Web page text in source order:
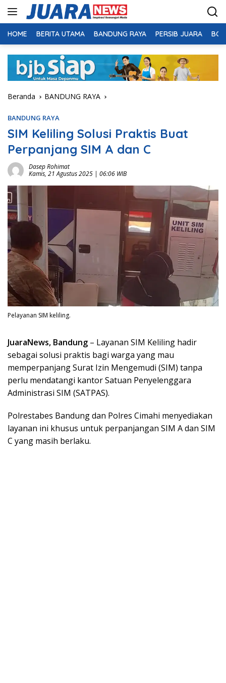
HOME BERITA UTAMA BANDUNG RAYA PERSIB JUARA
Beranda BANDUNG RAYA
BANDUNG RAYA
SIM Keliling Solusi Praktis Buat
Perpanjang SIM A dan C
Dasep Rohimat
Kamis, 21 Agustus 2025 | 06:06 WIB
Pelayanan SIM keliling.
JuaraNews, Bandung – Layanan SIM Keliling hadir
sebagai solusi praktis bagi warga yang mau
memperpanjang Surat Izin Mengemudi (SIM) tanpa
perlu mendatangi kantor Satuan Penyelenggara
Administrasi SIM (SATPAS).
Polrestabes Bandung dan Polres Cimahi menyediakan
layanan ini khusus untuk perpanjangan SIM A dan SIM
C yang masih berlaku.